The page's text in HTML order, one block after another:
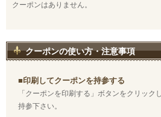
クーポンはありません。
クーポンの使い方・注意事項
■印刷してクーポンを持参する
「クーポンを印刷する」ボタンをクリック
持参下さい。